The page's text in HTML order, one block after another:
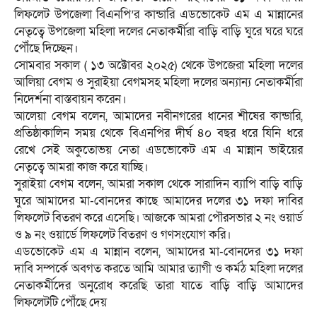
লিফলেট উপজেলা বিএনপি’র কান্ডারি এডভোকেট এম এ মান্নানের
নেতৃত্বে উপজেলা মহিলা দলের নেতাকর্মীরা বাড়ি বাড়ি ঘুরে ঘরে ঘরে
পৌঁছে দিচ্ছেন।
সোমবার সকাল ( ১৩ অক্টোবর ২০২৫) থেকে উপজেরা মহিলা দলের
আলিয়া বেগম ও সুরাইয়া বেগমসহ মহিলা দলের অন্যান্য নেতাকর্মীরা
নিদের্শনা বাস্তবায়ন করেন।
আলেয়া বেগম বলেন, আমাদের নবীনগরের ধানের শীষের কান্ডারি,
প্রতিষ্ঠাকালিন সময় থেকে বিএনপির দীর্ঘ ৪০ বছর ধরে ‍যিনি ধরে
রেখে সেই অকুতোভয় নেতা এডভোকেট এম এ মান্নান ভাইয়ের
নেতৃত্বে আমরা কাজ করে যাচ্ছি।
সুরাইয়া বেগম বলেন, আমরা সকাল থেকে সারাদিন ব্যাপি বাড়ি বাড়ি
ঘুরে আমাদের মা-বোনদের কাছে আমাদের দলের ৩১ দফা দাবির
লিফলেট বিতরণ করে এসেছি। আজকে আমরা পৌরসভার ২ নং ওয়ার্ড
ও ৯ নং ওয়ার্ডে লিফলেট বিতরণ ও গণসংযোগ করি।
এডভোকেট এম এ মান্নান বলেন, আমাদের মা-বোনদের ৩১ দফা
দাবি সম্পর্কে অবগত করতে আমি আমার ত্যাগী ও কর্মঠ মহিলা দলের
নেতাকর্মীদের অনুরোধ করেছি তারা যাতে বাড়ি বাড়ি আমাদের
লিফলেটটি পৌঁছে দেয়